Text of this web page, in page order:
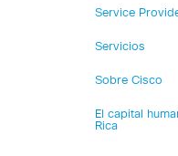
Service
Servicios
Sobre Cisco
El capital
Rica